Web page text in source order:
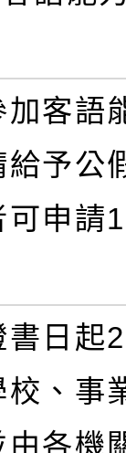
加客語
給予公
可申請
書日起
校、事
由各機